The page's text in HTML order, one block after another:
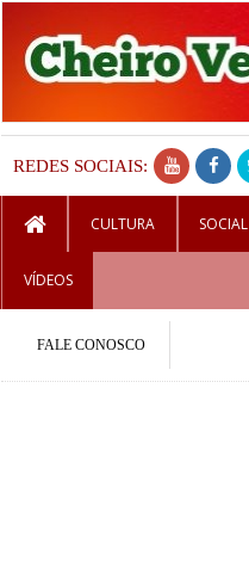
REDES SOCIAIS:
CULTURA SOCIAL
VÍDEOS
FALE CONOSCO